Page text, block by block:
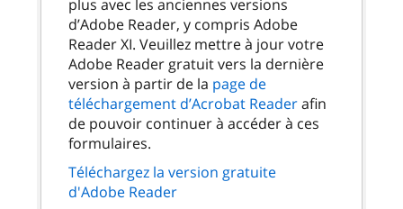
plus avec les anciennes versions
d’Adobe Reader, y compris Adobe
Reader XI. Veuillez mettre à jour votre
Adobe Reader gratuit vers la dernière
version à partir de la page de
téléchargement d’Acrobat Readerafin
de pouvoir continuer à accéder à ces
formulaires.
Téléchargez la version gratuite
d'Adobe Reader